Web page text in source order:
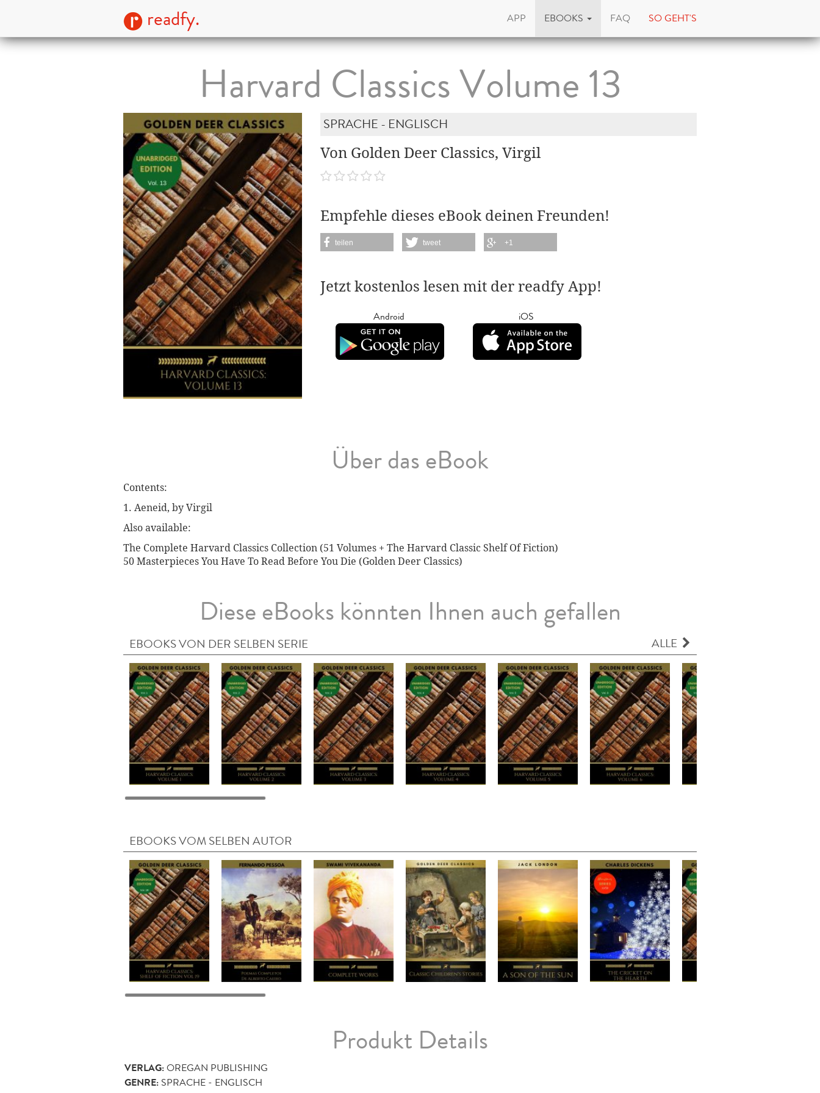
readfy. APP EBOOKS FAQ SO GEHT'S
Harvard Classics Volume 13
SPRACHE - ENGLISCH
Von Golden Deer Classics, Virgil
Empfehle dieses eBook deinen Freunden!
teilen tweet +1
Jetzt kostenlos lesen mit der readfy App!
Android iOS
Über das eBook
Contents:
1. Aeneid, by Virgil
Also available:
The Complete Harvard Classics Collection (51 Volumes + The Harvard Classic Shelf Of Fiction)
50 Masterpieces You Have To Read Before You Die (Golden Deer Classics)
Diese eBooks könnten Ihnen auch gefallen
EBOOKS VON DER SELBEN SERIE ALLE
EBOOKS VOM SELBEN AUTOR
Produkt Details
VERLAG:OREGAN PUBLISHING
GENRE: SPRACHE - ENGLISCH